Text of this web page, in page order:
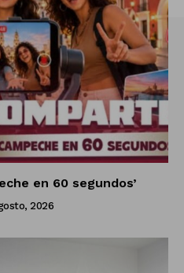
en 60 segundos’
2026